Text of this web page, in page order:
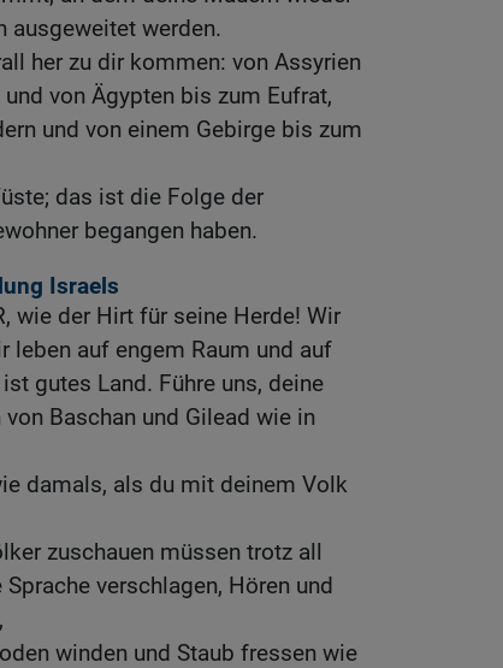
ausgeweitet werden.
her zu dir kommen: von Assyrien
von Ägypten bis zum Eufrat,
und von einem Gebirge bis zum
das ist die Folge der
begangen haben.
Israels
wie der Hirt für seine Herde! Wir
leben auf engem Raum und auf
gutes Land. Führe uns, deine
Baschan und Gilead wie in
damals, als du mit deinem Volk
zuschauen müssen trotz all
verschlagen, Hören und
winden und Staub fressen wie